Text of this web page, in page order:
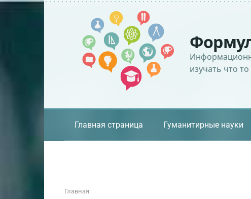
Перейти
изучать что
Главная страница Гуманитирные науки
Главная